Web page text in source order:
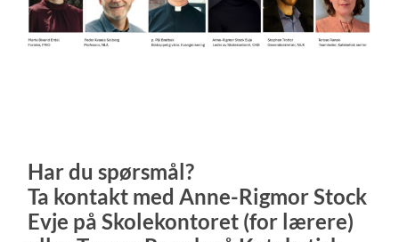
Har du spørsmål?
Ta kontakt med Anne-Rigmor Stock
Evje på Skolekontoret (for lærere)